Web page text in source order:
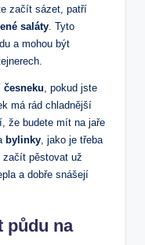
začít sázet, patří
saláty . Tyto
a mohou být
česneku , pokud jste
má rád chladnější
že budete mít na jaře
bylinky , jako je třeba
začít pěstovat už
a dobře snášejí
půdu na